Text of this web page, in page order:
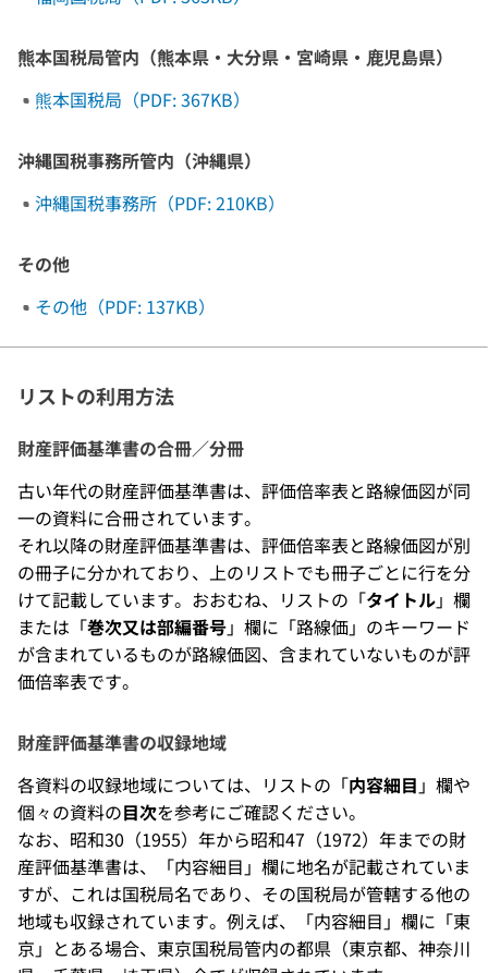
熊本国税局管内（熊本県・大分県・宮崎県・鹿児島県）
熊本国税局（PDF: 367KB）
沖縄国税事務所管内（沖縄県）
沖縄国税事務所（PDF: 210KB）
その他
その他（PDF: 137KB）
リストの利用方法
財産評価基準書の合冊／分冊
古い年代の財産評価基準書は、評価倍率表と路線価図が同
一の資料に合冊されています。
それ以降の財産評価基準書は、評価倍率表と路線価図が別
の冊子に分かれており、上のリストでも冊子ごとに行を分
けて記載しています。おおむね、リストの「タイトル」欄
または「巻次又は部編番号」欄に「路線価」のキーワード
が含まれているものが路線価図、含まれていないものが評
価倍率表です。
財産評価基準書の収録地域
各資料の収録地域については、リストの「内容細目 」欄や
個々の資料の目次を参考にご確認ください。
なお、昭和30（1955）年から昭和47（1972）年までの財
産評価基準書は、「内容細目」欄に地名が記載されていま
すが、これは国税局名であり、その国税局が管轄する他の
地域も収録されています。例えば、「内容細目」欄に「東
京」とある場合、東京国税局管内の都県（東京都、神奈川